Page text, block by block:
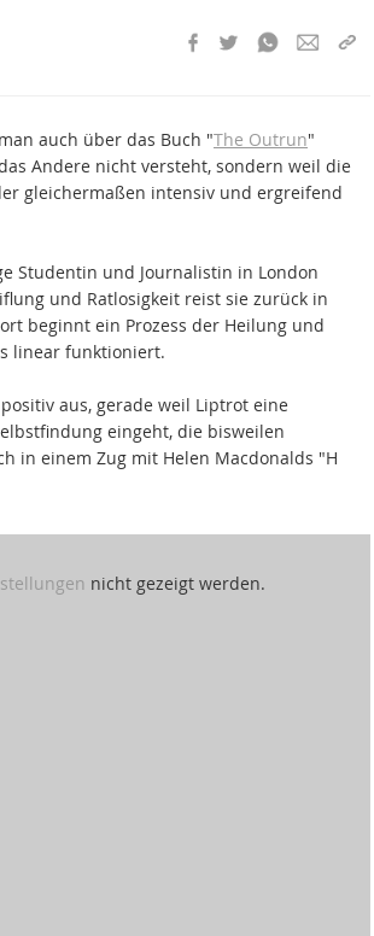
auch über das Buch "The Outrun"
Andere nicht versteht, sondern weil die
gleichermaßen intensiv und ergreifend
Studentin und Journalistin in London
und Ratlosigkeit reist sie zurück in
beginnt ein Prozess der Heilung und
linear funktioniert.
aus, gerade weil Liptrot eine
eingeht, die bisweilen
in einem Zug mit Helen Macdonalds "H
nicht gezeigt werden.